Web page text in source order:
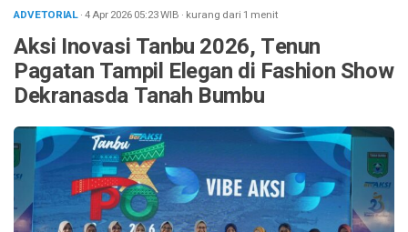
ADVETORIAL· 4 Apr 202605:23WIB · kurang dari 1 menit
Aksi Inovasi Tanbu 2026, Tenun
Pagatan Tampil Elegan di Fashion Show
Dekranasda Tanah Bumbu